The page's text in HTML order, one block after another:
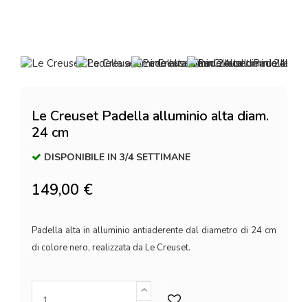
Le Creuset Padella alluminio alta diam.
24 cm
DISPONIBILE IN 3/4 SETTIMANE
149,00 €
Padella alta in alluminio antiaderente dal diametro di 24 cm
di colore nero, realizzata da Le Creuset.